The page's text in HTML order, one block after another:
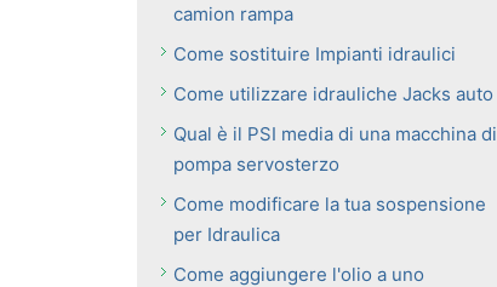
camion rampa
Come sostituire Impianti idraulici
Come utilizzare idrauliche Jacks auto
Qual è il PSI media di una macchina di
pompa servosterzo
Come modificare la tua sospensione
per Idraulica
Come aggiungere l'olio a uno